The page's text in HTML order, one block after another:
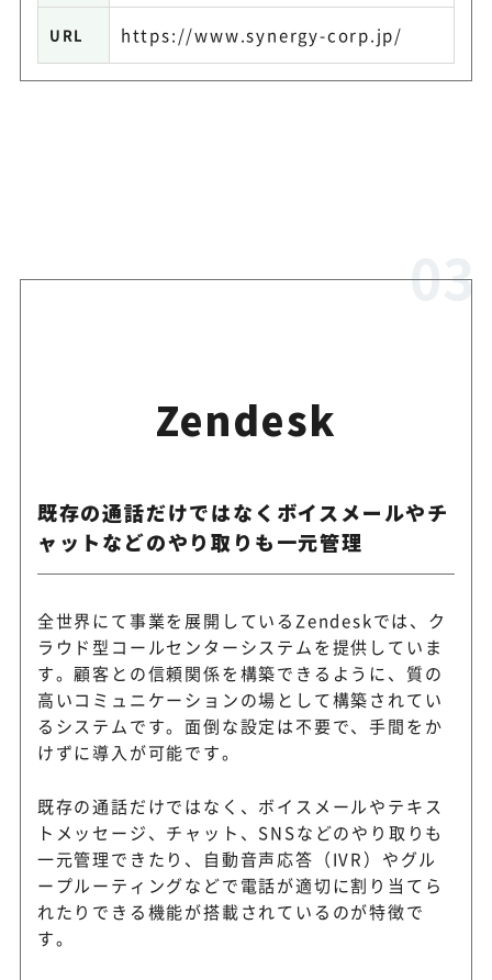
URL https://www.synergy-corp.jp/
Zendesk
既存の通話だけではなくボイスメールやチ
ャットなどのやり取りも一元管理
全世界にて事業を展開しているZendeskでは、ク
ラウド型コールセンターシステムを提供していま
す。顧客との信頼関係を構築できるように、質の
高いコミュニケーションの場として構築されてい
るシステムです。面倒な設定は不要で、手間をか
けずに導入が可能です。
既存の通話だけではなく、ボイスメールやテキス
トメッセージ、チャット、SNSなどのやり取りも
一元管理できたり、自動音声応答（IVR）やグル
ープルーティングなどで電話が適切に割り当てら
れたりできる機能が搭載されているのが特徴で
す。